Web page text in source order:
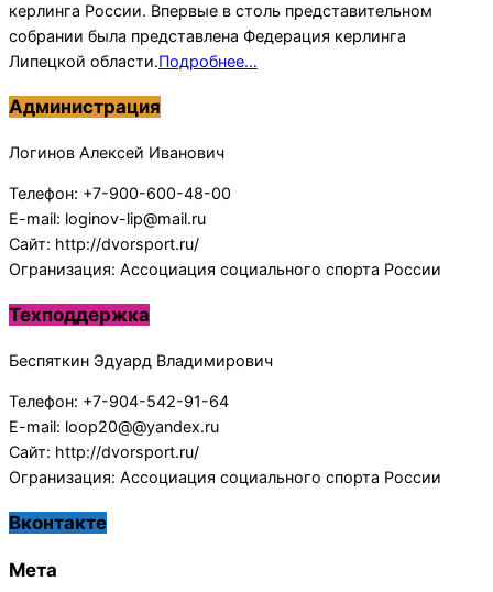
керлинга России. Впервые в столь представительном
собрании была представлена Федерация керлинга
Липецкой области.Подробнее…
Администрация
Логинов Алексей Иванович
Телефон: +7-900-600-48-00
E-mail: loginov-lip@mail.ru
Сайт: http://dvorsport.ru/
Огранизация: Ассоциация социального спорта России
Техподдержка
Беспяткин Эдуард Владимирович
Телефон: +7-904-542-91-64
E-mail: loop20@@yandex.ru
Сайт: http://dvorsport.ru/
Огранизация: Ассоциация социального спорта России
Вконтакте
Мета